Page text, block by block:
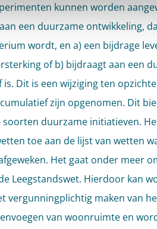
kunnen worden
een duurzame ontwikkeling,
wordt, en a) een bijdrage
of b) bijdraagt aan een
Dit is een wijziging ten
zijn opgenomen. Dit
duurzame initiatieven.
toe aan de lijst van wetten
Het gaat onder meer
Leegstandswet. Hierdoor kan
vergunningplichtig maken van
van woonruimte en